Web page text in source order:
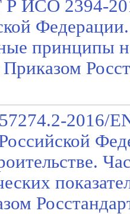
ИСО 2394-
принципы
Приказом
2016/